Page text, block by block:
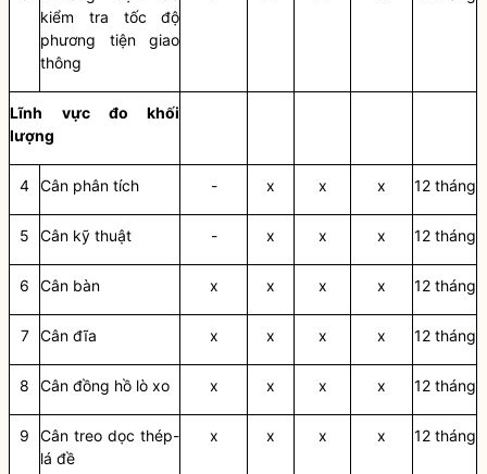
kiểm tra tốc độ
phương tiện giao
thông
Lĩnh vực đo khối
lượng
4 Cân phân tích - x x x 12 tháng
5 Cân kỹ thuật - x x x 12 tháng
6 Cân bàn x x x x 12 tháng
7 Cân đĩa x x x x 12 tháng
8 Cân đồng hồ lò xo x x x x 12 tháng
9
Cân treo dọc thép-
lá đề
x x x x 12 tháng